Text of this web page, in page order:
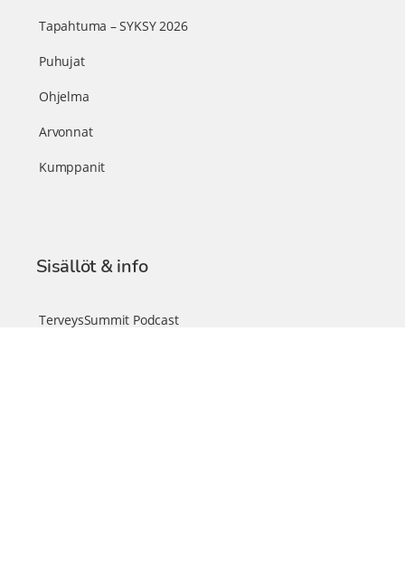
Tapahtuma – SYKSY 2026
Puhujat
Ohjelma
Arvonnat
Kumppanit
Sisällöt & info
TerveysSummit Podcast